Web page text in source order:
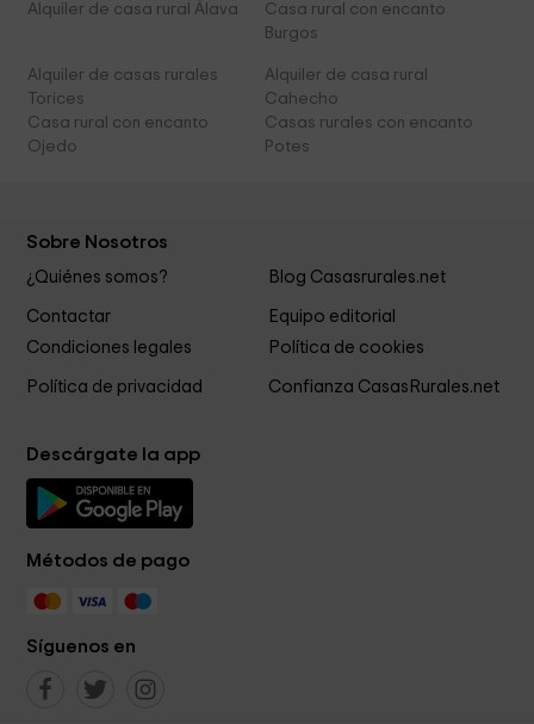
Alquiler de casa rural Álava
Casa rural con encanto
Burgos
Alquiler de casas rurales
Torices
Alquiler de casa rural
Cahecho
Casa rural con encanto
Ojedo
Casas rurales con encanto
Potes
Sobre Nosotros
¿Quiénes somos? Blog Casasrurales.net
Contactar
Equipo editorial
Condiciones legales
Política de cookies
Política de privacidad Confianza CasasRurales.net
Descárgate la app
Métodos de pago
Síguenos en